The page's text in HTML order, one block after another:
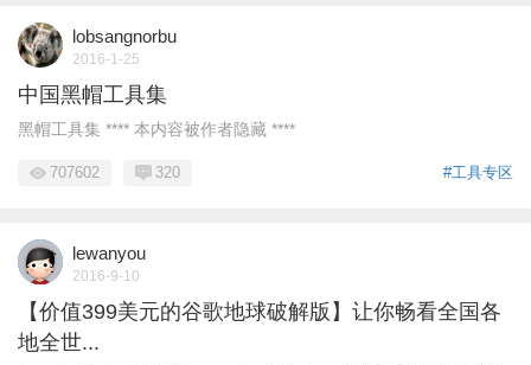
lobsangnorbu
2016-1-25
中国黑帽工具集
黑帽工具集 **** 本内容被作者隐藏 ****
#工具专区
707602 320
lewanyou
2016-9-10
【价值399美元的谷歌地球破解版】让你畅看全国各
地全世...